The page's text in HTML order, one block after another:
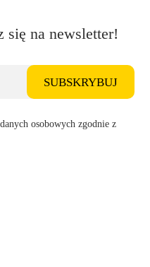
się na newsletter!
SUBSKRYBUJ
osobowych zgodnie z